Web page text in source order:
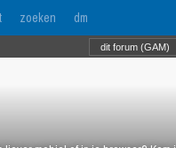
zoeken dm